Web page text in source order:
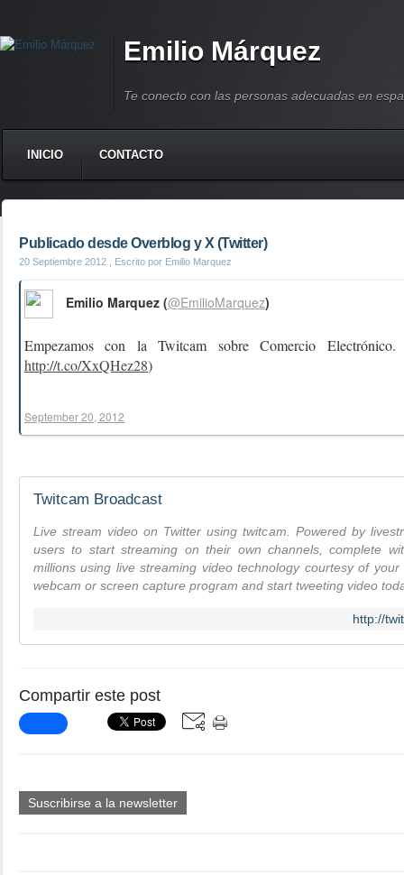
Emilio Márquez
Te conecto con las personas adecuadas en
INICIO CONTACTO
Publicado desde Overblog y X (Twitter)
20 Septiembre 2012 , Escrito por Emilio Marquez
Empezamos con la Twitcam sobre Comercio
http://t.co/XxQHez28)
Emilio Marquez (@EmilioMarquez)
September 20, 2012
Twitcam Broadcast
Live stream video on Twitter using twitcam. Powered by
users to start streaming on their own channels, complete
millions using live streaming video technology courtesy of
webcam or screen capture program and start tweeting video
http://
Compartir este post
Suscribirse a la newsletter